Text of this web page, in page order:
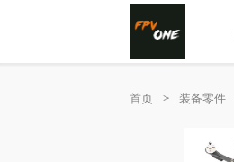
首页 > 装备零件